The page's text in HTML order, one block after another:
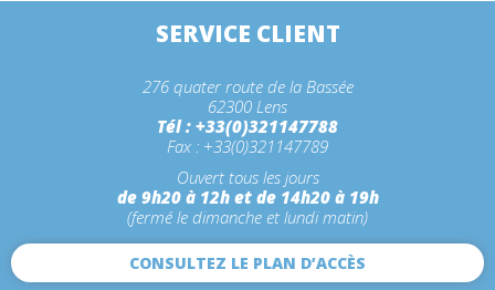
SERVICE CLIENT
276 quater route de la Bassée
62300 Lens
Tél : +33(0)321147788
Fax : +33(0)321147789
Ouvert tous les jours
de 9h20 à 12h et de 14h20 à 19h
(fermé le dimanche et lundi matin)
CONSULTEZ LE PLAN D’ACCÈS